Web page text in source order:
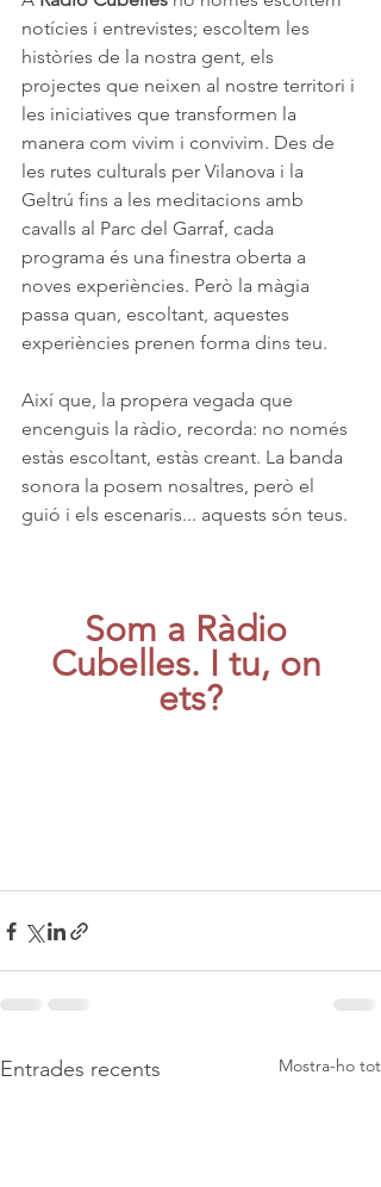
notícies i entrevistes; escoltem les
històries de la nostra gent, els
projectes que neixen al nostre territori i
les iniciatives que transformen la
manera com vivim i convivim. Des de
les rutes culturals per Vilanova i la
Geltrú fins a les meditacions amb
cavalls al Parc del Garraf, cada
programa és una finestra oberta a
noves experiències. Però la màgia
passa quan, escoltant, aquestes
experiències prenen forma dins teu.
Així que, la propera vegada que
encenguis la ràdio, recorda: no només
estàs escoltant, estàs creant. La banda
sonora la posem nosaltres, però el
guió i els escenaris... aquests són teus.
Som a Ràdio
Cubelles. I tu, on
ets?
Entrades recents Mostra-ho tot